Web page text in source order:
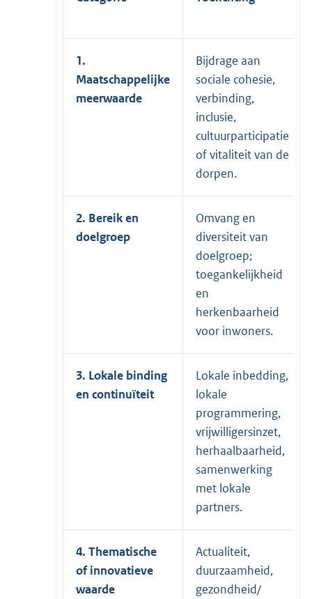
1.
Maatschappelijke
meerwaarde
Bijdrage aan
sociale cohesie,
verbinding,
inclusie,
cultuurparticipatie
of vitaliteit van de
dorpen.
2. Bereik en
doelgroep
Omvang en
diversiteit van
doelgroep;
toegankelijkheid
en
herkenbaarheid
voor inwoners.
3. Lokale binding
en continuïteit
Lokale inbedding,
lokale
programmering,
vrijwilligersinzet,
herhaalbaarheid,
samenwerking
met lokale
partners.
4. Thematische
of innovatieve
waarde
Actualiteit,
duurzaamheid,
gezondheid/